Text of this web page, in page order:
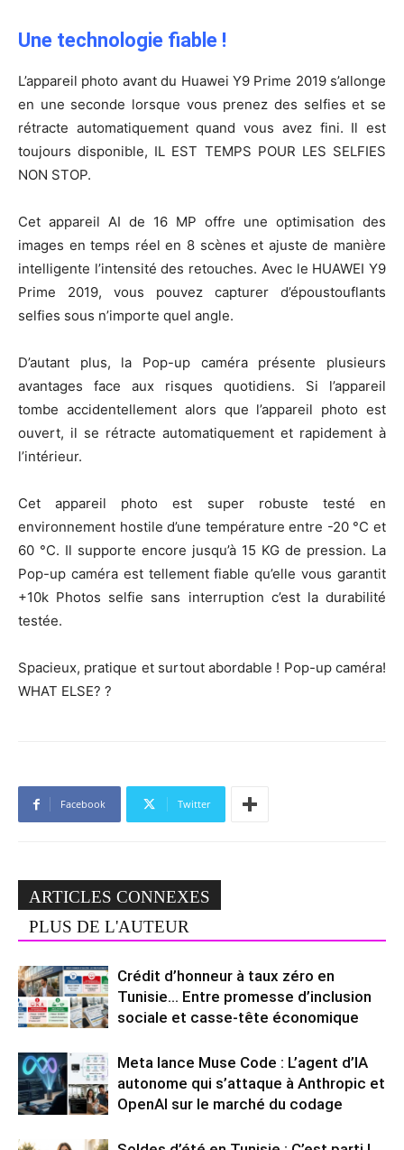
Une technologie fiable !
L’appareil photo avant du Huawei Y9 Prime 2019 s’allonge
en une seconde lorsque vous prenez des selfies et se
rétracte automatiquement quand vous avez fini. Il est
toujours disponible, IL EST TEMPS POUR LES SELFIES
NON STOP.
Cet appareil AI de 16 MP offre une optimisation des
images en temps réel en 8 scènes et ajuste de manière
intelligente l’intensité des retouches. Avec le HUAWEI Y9
Prime 2019, vous pouvez capturer d’époustouflants
selfies sous n’importe quel angle.
D’autant plus, la Pop-up caméra présente plusieurs
avantages face aux risques quotidiens. Si l’appareil
tombe accidentellement alors que l’appareil photo est
ouvert, il se rétracte automatiquement et rapidement à
l’intérieur.
Cet appareil photo est super robuste testé en
environnement hostile d’une température entre -20 °C et
60 °C. Il supporte encore jusqu’à 15 KG de pression. La
Pop-up caméra est tellement fiable qu’elle vous garantit
+10k Photos selfie sans interruption c’est la durabilité
testée.
Spacieux, pratique et surtout abordable ! Pop-up caméra!
WHAT ELSE? ?
Facebook Twitter
ARTICLES CONNEXES
PLUS DE L'AUTEUR
Crédit d’honneur à taux zéro en
Tunisie… Entre promesse d’inclusion
sociale et casse-tête économique
Meta lance Muse Code : L’agent d’IA
autonome qui s’attaque à Anthropic et
OpenAI sur le marché du codage